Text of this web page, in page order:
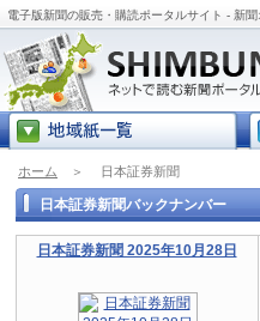
電子版新聞の販売・購読ポータルサイト - 新
ホーム ＞ 日本証券新聞
日本証券新聞バックナンバー
日本証券新聞 2025年10月28日